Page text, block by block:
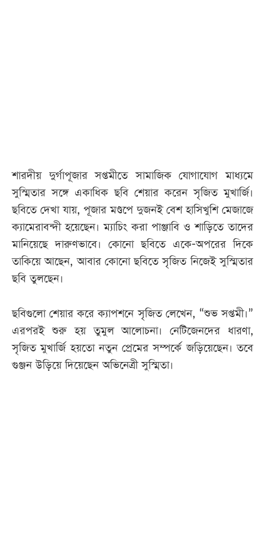
শারদীয় দুর্গাপূজার সপ্তমীতে সামাজিক যোগাযোগ মাধ্যমে
সুস্মিতার সঙ্গে একাধিক ছবি শেয়ার করেন সৃজিত মুখার্জি।
ছবিতে দেখা যায়, পূজার মণ্ডপে দুজনই বেশ হাসিখুশি মেজাজে
ক্যামেরাবন্দী হয়েছেন। ম্যাচিং করা পাঞ্জাবি ও শাড়িতে তাদের
মানিয়েছে দারুণভাবে। কোনো ছবিতে একে-অপরের দিকে
তাকিয়ে আছেন, আবার কোনো ছবিতে সৃজিত নিজেই সুস্মিতার
ছবি তুলছেন।
ছবিগুলো শেয়ার করে ক্যাপশনে সৃজিত লেখেন, “শুভ সপ্তমী।”
এরপরই শুরু হয় তুমুল আলোচনা। নেটিজেনদের ধারণা,
সৃজিত মুখার্জি হয়তো নতুন প্রেমের সম্পর্কে জড়িয়েছেন। তবে
গুঞ্জন উড়িয়ে দিয়েছেন অভিনেত্রী সুস্মিতা।